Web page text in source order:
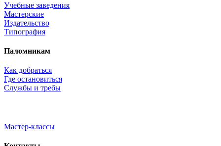
Учебные заведения
Мастерские
Издательство
Типография
Паломникам
Как добраться
Где остановиться
Службы и требы
Мастер-классы